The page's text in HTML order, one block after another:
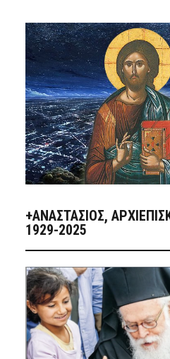
+ΑΝΑΣΤΆΣΙΟΣ,
1929-2025